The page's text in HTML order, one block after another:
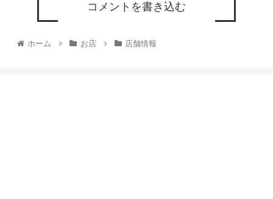
コメントを書き込む
ホーム お店 店舗情報